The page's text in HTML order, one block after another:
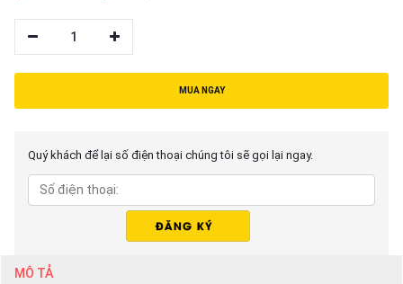
1
MUA NGAY
Quý khách để lại số điện thoại chúng tôi sẽ gọi lại ngay.
MÔ TẢ